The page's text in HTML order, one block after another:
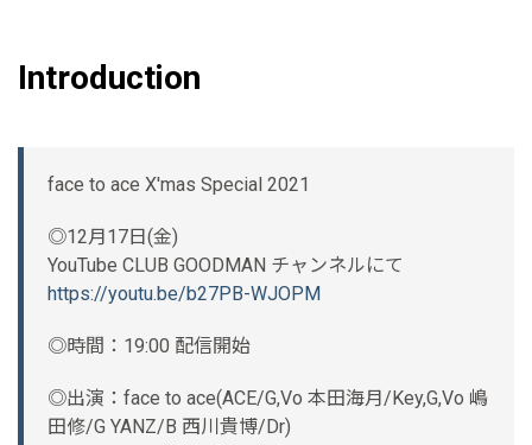
Introduction
face to ace X'mas Special 2021
◎12月17日(金)
YouTube CLUB GOODMAN チャンネルにて
https://youtu.be/b27PB-WJOPM
◎時間：19:00 配信開始
◎出演：face to ace(ACE/G,Vo 本田海月/Key,G,Vo 嶋
田修/G YANZ/B 西川貴博/Dr)